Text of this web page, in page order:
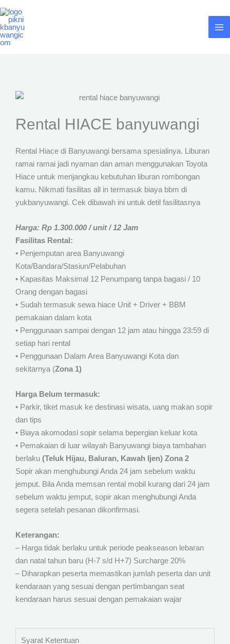
Lewati
ke
konten
Rental HIACE banyuwangi
Rental Hiace di Banyuwangi bersama spesialinya. Liburan
ramai ramai jadi nyaman dan aman menggunakan Toyota
Hiace untuk menjangkau kebutuhan liburan rombongan
kamu. Nikmati fasilitas all in termasuk biaya bbm di
yukbanyuwangi. Cek dibawah ini untuk detil fasilitasnya
Harga: Rp 1.300.000 / unit / 12 Jam
Fasilitas Rental:
• Penjemputan area Banyuwangi
Kota/Bandara/Stasiun/Pelabuhan
• Kapasitas Maksimal 12 Penumpang tanpa bagasi / 10
Orang dengan bagasi
• Sudah termasuk sewa hiace Unit + Driver + BBM
pemakaian dalam kota
• Penggunaan sampai dengan 12 jam atau hingga 23:59 di
setiap hari rental
• Penggunaan Dalam Area Banyuwangi Kota dan
sekitarnya (Zona 1)
Harga Belum termasuk:
• Parkir, tiket masuk ke destinasi wisata, uang makan sopir
dan tips
• Biaya akomodasi sopir selama bepergian keluar kota
• Pemakaian di luar wilayah Banyuwangi biaya tambahan
berlaku (Teluk Hijau, Baluran, Kawah Ijen) Zona 2
Sopir akan menghubungi Anda 24 jam sebelum waktu
jemput. Bila Anda memsan rental mobil kurang dari 24 jam
sebelum waktu jemput, sopir akan menghubungi Anda
segera setelah pesanan dikonfirmasi.
Keterangan:
– Harga tidak berlaku untuk periode peakseason lebaran
dan natal tahun baru (H-7 s/d H+7) Surcharge 20%
– Diharapkan peserta memastikan jumlah peserta dan unit
kendaraan yang sesuai dengan pertimbangan seat
kendaraan harus sesuai dengan pemakaian wajar
Syarat Ketentuan